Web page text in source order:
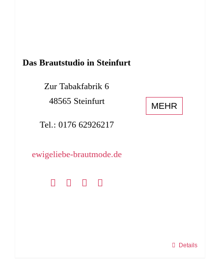
Das Brautstudio in Steinfurt
Zur Tabakfabrik 6
48565 Steinfurt
Tel.: 0176 62926217
ewigeliebe-brautmode.de
MEHR
Details